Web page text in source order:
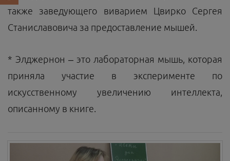
также заведующего виварием Цвирко Сергея
Станиславовича за предоставление мышей.
* Элджернон – это лабораторная мышь, которая
приняла участие в эксперименте по
искусственному увеличению интеллекта,
описанному в книге.